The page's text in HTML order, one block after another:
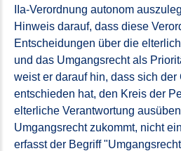
IIa-Verordnung autonom
Hinweis darauf, dass diese
Entscheidungen über die
und das Umgangsrecht als
weist er darauf hin, dass sich der
entschieden hat, den Kreis der
elterliche Verantwortung
Umgangsrecht zukommt, nicht
erfasst der Begriff